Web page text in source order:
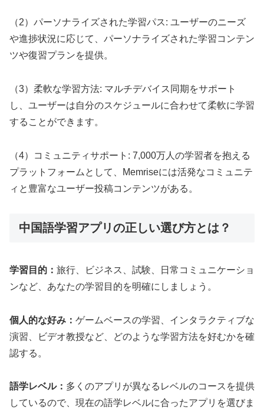
（2）パーソナライズされた学習パス: ユーザーのニーズ
や進捗状況に応じて、パーソナライズされた学習コンテン
ツや復習プランを提供。
（3）柔軟な学習方法: マルチデバイス同期をサポート
し、ユーザーは自分のスケジュールに合わせて柔軟に学習
することができます。
（4）コミュニティサポート: 7,000万人の学習者を抱える
プラットフォームとして、Memriseには活発なコミュニテ
ィと豊富なユーザー投稿コンテンツがある。
中国語学習アプリの正しい選び方とは？
学習目的： 旅行、ビジネス、試験、日常コミュニケーショ
ンなど、あなたの学習目的を明確にしましょう。
個人的な好み： ゲームベースの学習、インタラクティブな
演習、ビデオ教授など、どのような学習方法を好むかを確
認する。
語学レベル： 多くのアプリが異なるレベルのコースを提供
しているので、現在の語学レベルに合ったアプリを選びま